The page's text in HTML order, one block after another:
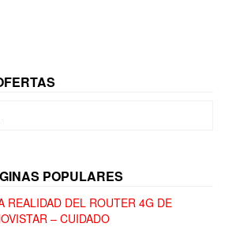
POPULARES
REALIDAD DEL ROUTER 4G DE
– CUIDADO